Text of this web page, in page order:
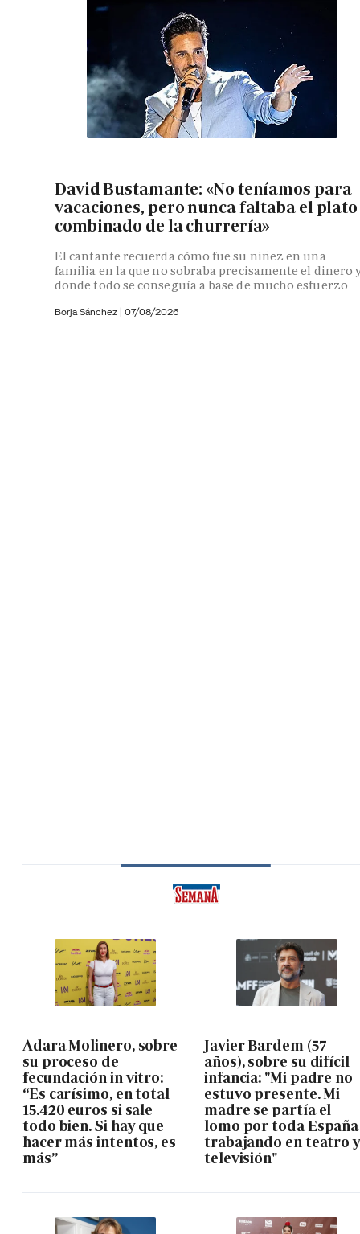
David Bustamante: «No teníamos para
vacaciones, pero nunca faltaba el plato
combinado de la churrería»
El cantante recuerda cómo fue su niñez en una
familia en la que no sobraba precisamente el dinero
donde todo se conseguía a base de mucho esfuerzo
Borja Sánchez | 07/08/2026
Adara Molinero, sobre
su proceso de
fecundación in vitro:
“Es carísimo, en total
15.420 euros si sale
todo bien. Si hay que
hacer más intentos, es
más”
Javier Bardem (57
años), sobre su difícil
infancia: "Mi padre no
estuvo presente. Mi
madre se partía el
lomo por toda España
trabajando en teatro
televisión"